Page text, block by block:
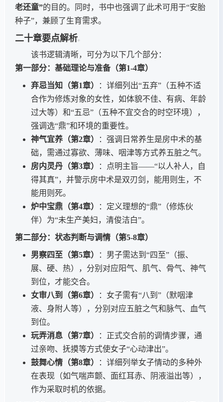
老还童”的目的。同时，书中也强调了此术可用于“安胎
种子”，兼顾了生育需求。
二十章要点解析
该书逻辑清晰，可分为以下几个部分：
第一部分：基础理论与准备（第1-4章）
弃忌当知（第1章）
：详细列出“五弃”（五种不适
合作为修炼对象的女性，如体貌不佳、有病、年龄
过大等）和“五忌”（五种不宜交合的时空环境），
强调选“鼎”和环境的重要性。
神气宜养（第2章）
：强调日常养生是房中术的基
础，需通过寡欲、薄味、咽津等方式养五脏之气。
房内灵丹（第3章）
：点明主旨——“以人补人，自
得其真”，并警示房中术是双刃剑，能用则生，不
能用则死。
炉中宝鼎（第4章）
：定义理想的“鼎”（修炼伙
伴）为“未生产美妇，清俊洁白”。
第二部分：状态判断与调情（第5-8章）
男察四至（第5章）
：男子需达到“四至”（振、
展、硬、热），分别对应阳气、肌气、骨气、神气
到位，才能交合。
女审八到（第6章）
：女子需有“八到”（默咽津
液、身附人等），分别对应五脏之气和脉气、血气
到位。
玩弄消息（第7章）
：正式交合前的调情步骤，通
过亲吻、抚摸等方式使女子“心动津出”。
鼓舞心情（第8章）
：详细列举女子情动的多种外
在表现（如气喘声颤、面红耳赤、阴液溢出等），
作为采取时机的依据。